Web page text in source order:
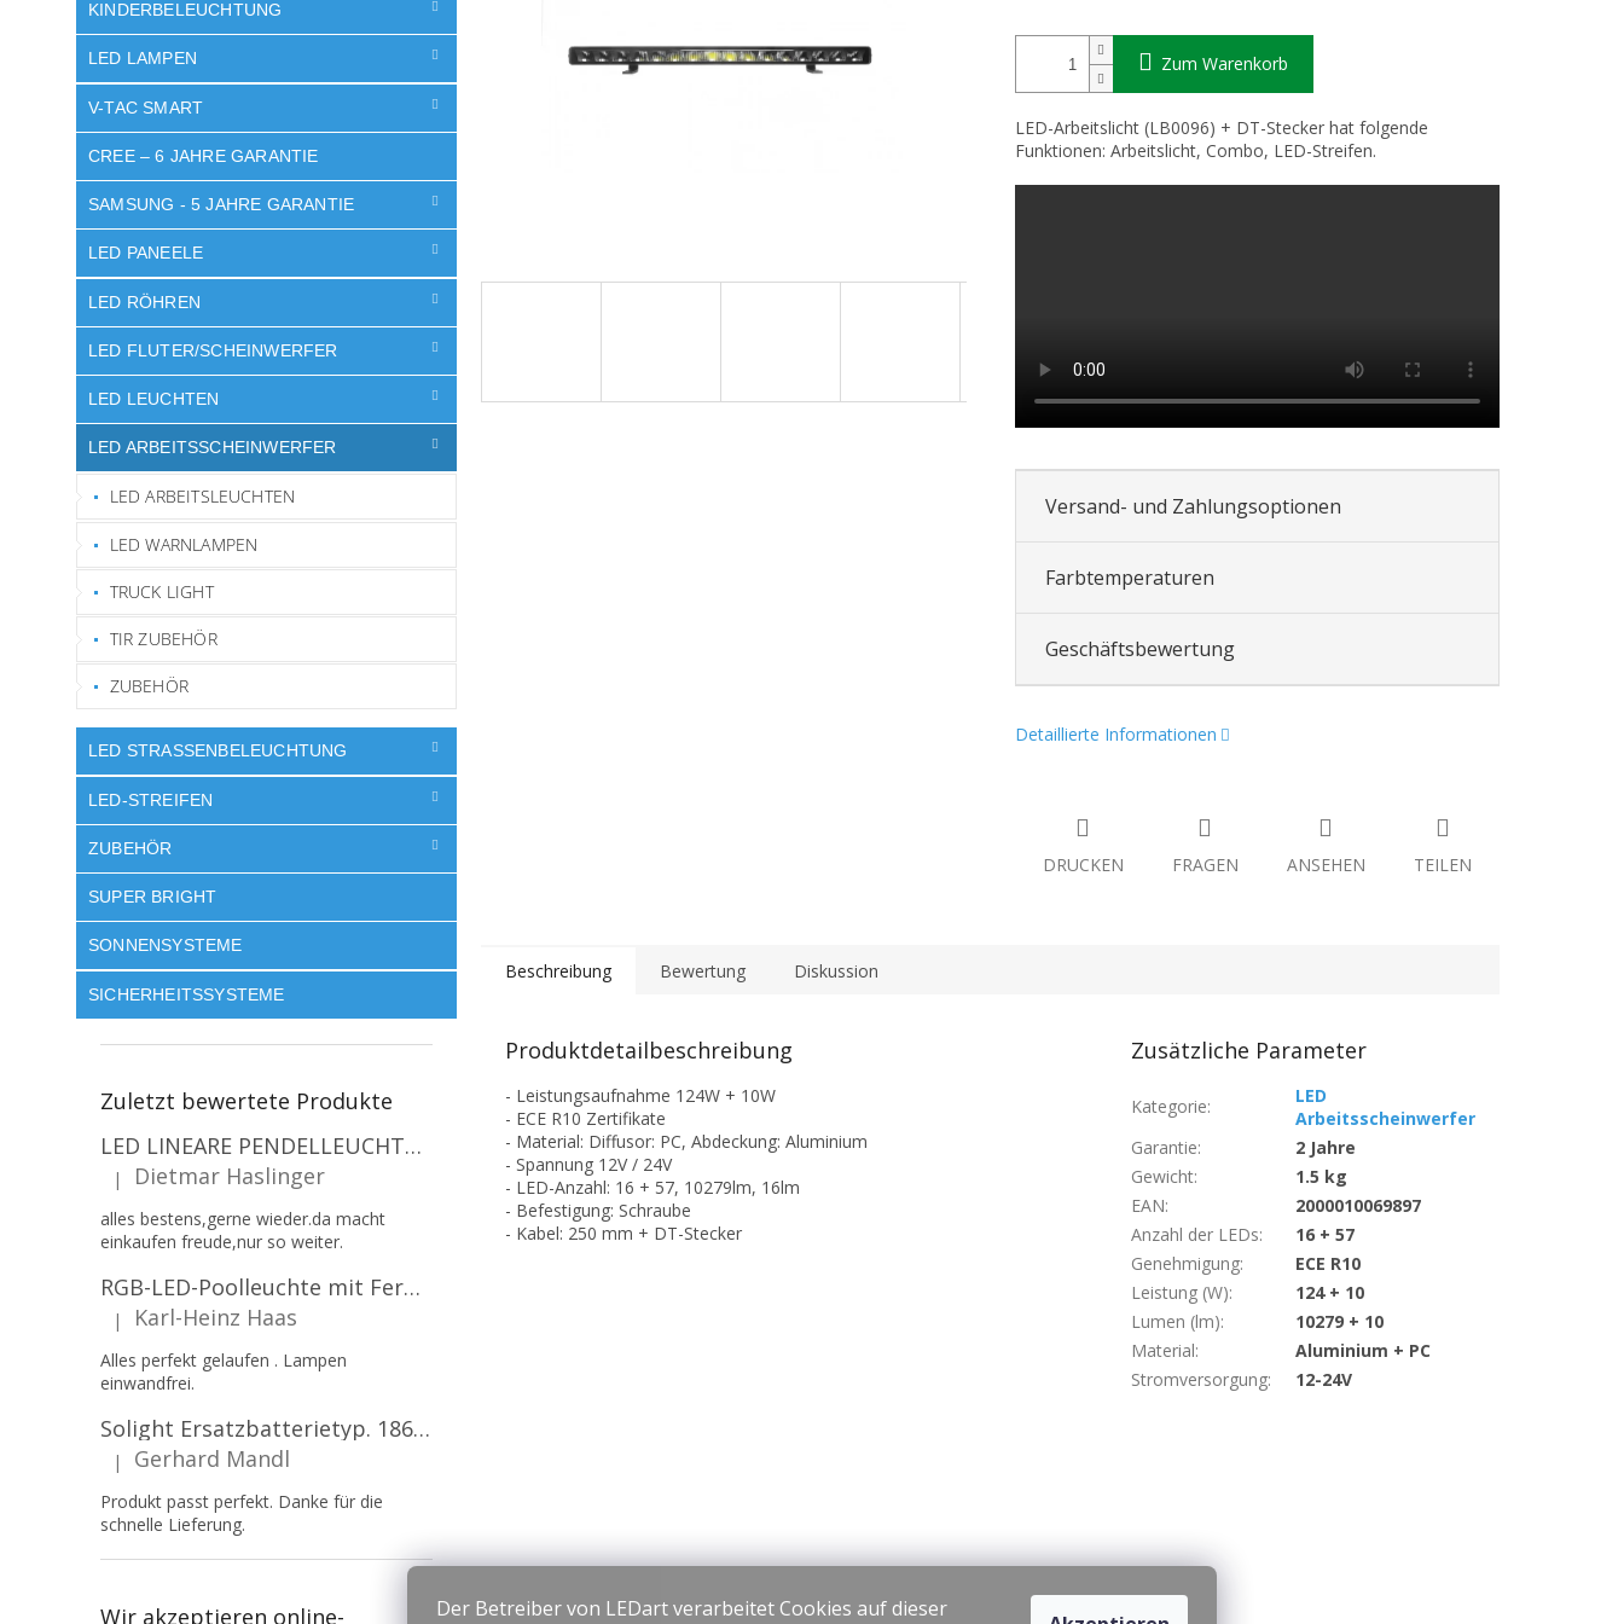
Der Betreiber von LEDart verarbeitet Cookies auf dieser
KINDERBELEUCHTUNG
LED LAMPEN
V-TAC SMART
CREE – 6 JAHRE GARANTIE
SAMSUNG - 5 JAHRE GARANTIE
LED PANEELE
LED RÖHREN
LED FLUTER/SCHEINWERFER
LED LEUCHTEN
LED ARBEITSSCHEINWERFER
LED ARBEITSLEUCHTEN
LED WARNLAMPEN
TRUCK LIGHT
TIR ZUBEHÖR
ZUBEHÖR
LED STRASSENBELEUCHTUNG
LED-STREIFEN
ZUBEHÖR
SUPER BRIGHT
SONNENSYSTEME
SICHERHEITSSYSTEME
Zuletzt bewertete Produkte
LED LINEARE PENDELLEUCHTE EXECULINE 120CM, 30W, 3750LM, 96°, 4000K, IP20, WEISS [207806]
Die Produktbewertung beträgt 5 von 5 Sternen.
| Dietmar Haslinger
alles bestens,gerne wieder.da macht
einkaufen freude,nur so weiter.
RGB-LED-Poolleuchte mit Fernbedienung, 12W, 1260lm, PAR56, 12V, 1+1 gratis!
Die Produktbewertung beträgt 5 von 5 Sternen.
| Karl-Heinz Haas
Alles perfekt gelaufen . Lampen
einwandfrei.
Solight Ersatzbatterietyp. 18650, 3,7 V, Li-Ion, 2200 mAh [WN900]
Die Produktbewertung beträgt 5 von 5 Sternen.
| Gerhard Mandl
Produkt passt perfekt. Danke für die
schnelle Lieferung.
Wir akzeptieren online-
Zum Warenkorb
LED-Arbeitslicht (LB0096) + DT-Stecker hat folgende
Funktionen: Arbeitslicht, Combo, LED-Streifen.
Versand- und Zahlungsoptionen
Farbtemperaturen
Geschäftsbewertung
Detaillierte Informationen
DRUCKEN FRAGEN ANSEHEN TEILEN
Beschreibung Bewertung Diskussion
Produktdetailbeschreibung
- Leistungsaufnahme 124W + 10W
- ECE R10 Zertifikate
- Material: Diffusor: PC, Abdeckung: Aluminium
- Spannung 12V / 24V
- LED-Anzahl: 16 + 57, 10279lm, 16lm
- Befestigung: Schraube
- Kabel: 250 mm + DT-Stecker
Zusätzliche Parameter
Kategorie:
LED
Arbeitsscheinwerfer
Garantie:
2 Jahre
Gewicht:
1.5 kg
EAN:
2000010069897
Anzahl der LEDs:
16 + 57
Genehmigung:
ECE R10
Leistung (W):
124 + 10
Lumen (lm):
10279 + 10
Material:
Aluminium + PC
Stromversorgung: 12-24V